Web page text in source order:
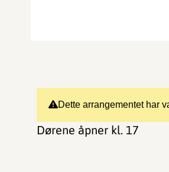
Dette arrangementet har
Dørene åpner kl. 17